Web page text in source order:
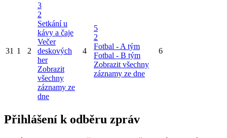
31 1 2
3
2
Setkání u
kávy a čaje
Večer
deskových
her
Zobrazit
všechny
záznamy ze
dne
4
5
2
Fotbal - A tým
Fotbal - B tým
Zobrazit všechny
záznamy ze dne
6
Přihlášení k odběru zpráv